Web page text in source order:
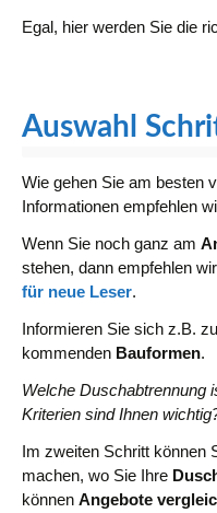
Egal, hier werden Sie die
Auswahl
Wie gehen Sie am besten
Informationen empfehlen
Wenn Sie noch ganz am
stehen, dann empfehlen
für neue Leser.
Informieren Sie sich z.B.
kommenden Bauformen.
Welche Duschabtrennung
Kriterien sind Ihnen
Im zweiten Schritt können
machen, wo Sie Ihre
können Angebote